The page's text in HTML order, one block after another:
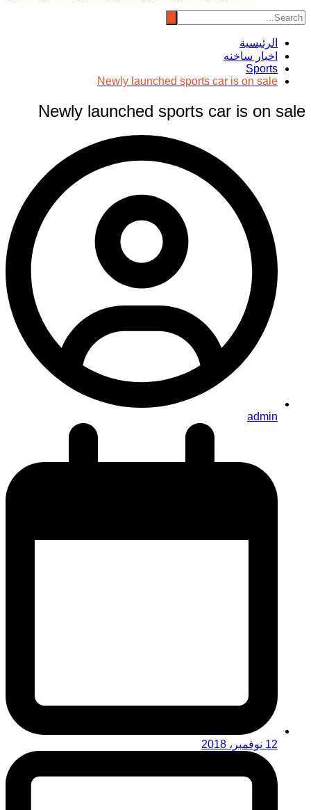
الرئيسية
اخبار ساخنه
Sports
Newly launched sports car is on sale
Newly launched sports car is on sale
admin
12 نوفمبر، 2018